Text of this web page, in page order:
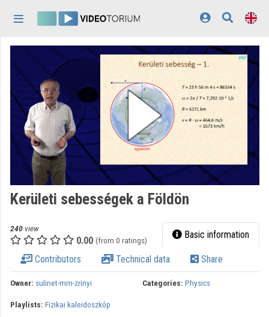
Log In
Discovery
Categories
Playlists
Organizations
Contributors
Appearance:
Kerületi sebességek a Földön
240 view
0.00 (from 0 ratings) Basic information
Contributors Technical data Share
Owner: sulinet-mm-zrinyi Categories: Physics
Playlists: Fizikai kaleidoszkóp